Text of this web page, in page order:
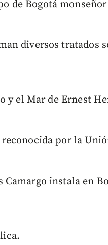
de Bogotá
diversos tratados
y el Mar de Ernest
por la
instala en